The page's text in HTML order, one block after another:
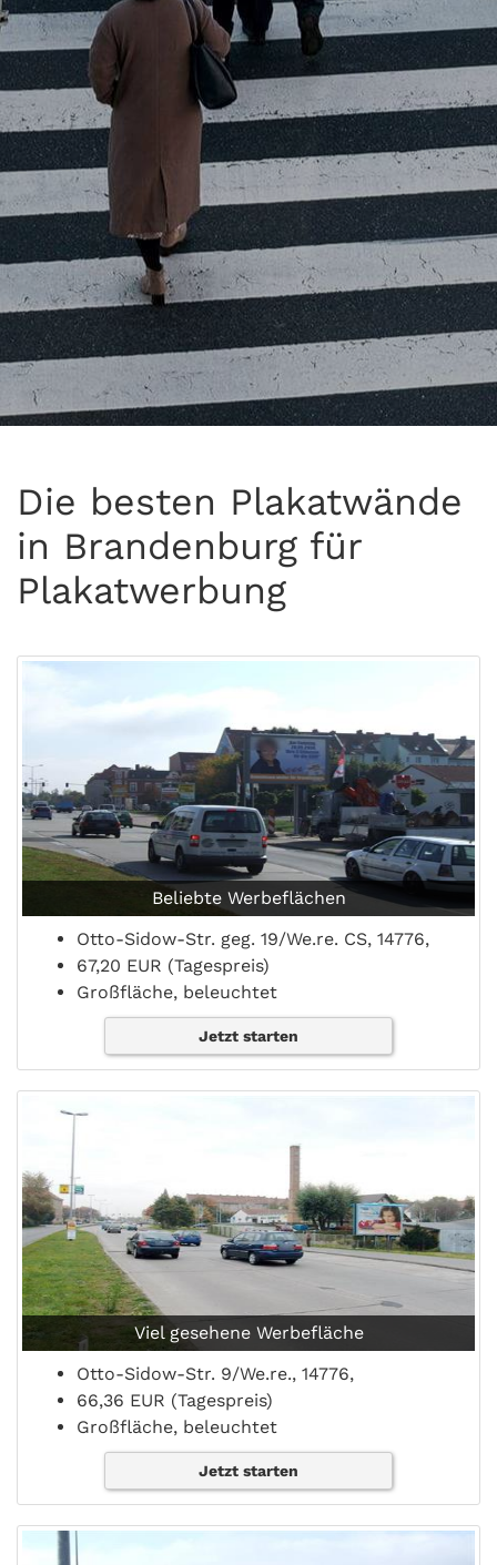
Die besten Plakatwände
in Brandenburg für
Plakatwerbung
Beliebte Werbeflächen
Otto-Sidow-Str. geg. 19/We.re. CS, 14776,
67,20 EUR (Tagespreis)
Großfläche, beleuchtet
Jetzt starten
Viel gesehene Werbefläche
Otto-Sidow-Str. 9/We.re., 14776,
66,36 EUR (Tagespreis)
Großfläche, beleuchtet
Jetzt starten